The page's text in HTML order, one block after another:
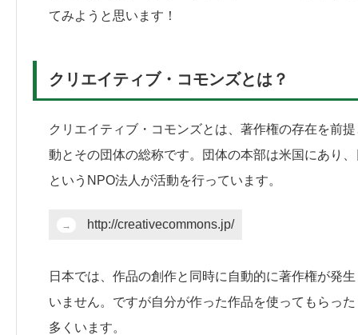
てみようと思います！
クリエイティブ・コモンズとは？
クリエイティブ・コモンズとは、著作権の存在を前
動とその団体の総称です。団体の本部は米国にあり
というNPO法人が活動を行っています。
http://creativecommons.jp/
日本では、作品の創作と同時に自動的に著作権が発
いません。ですが自分が作った作品を使ってもらっ
多くいます。